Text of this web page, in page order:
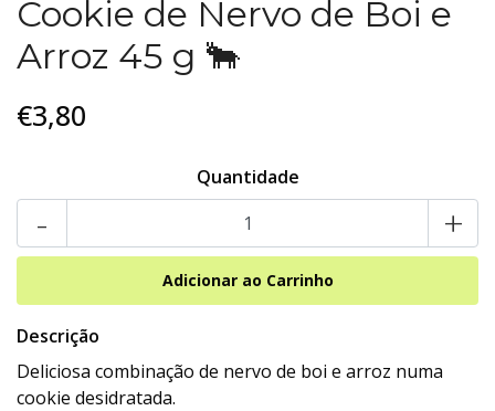
Cookie de Nervo de Boi e
Arroz 45 g 🐂
€3,80
Quantidade
- +
Descrição
Deliciosa combinação de nervo de boi e arroz numa
cookie desidratada.